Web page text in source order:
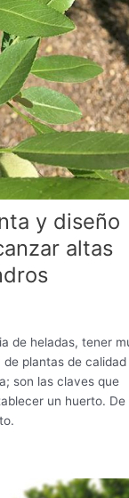
y diseño
altas
de heladas, tener
plantas de
son las claves que
un huerto. De